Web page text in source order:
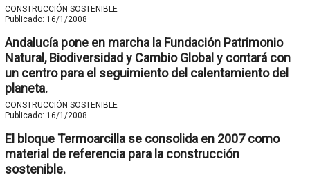
CONSTRUCCIÓN SOSTENIBLE
Publicado: 16/1/2008
Andalucía pone en marcha la Fundación Patrimonio
Natural, Biodiversidad y Cambio Global y contará con
un centro para el seguimiento del calentamiento del
planeta.
CONSTRUCCIÓN SOSTENIBLE
Publicado: 16/1/2008
El bloque Termoarcilla se consolida en 2007 como
material de referencia para la construcción
sostenible.